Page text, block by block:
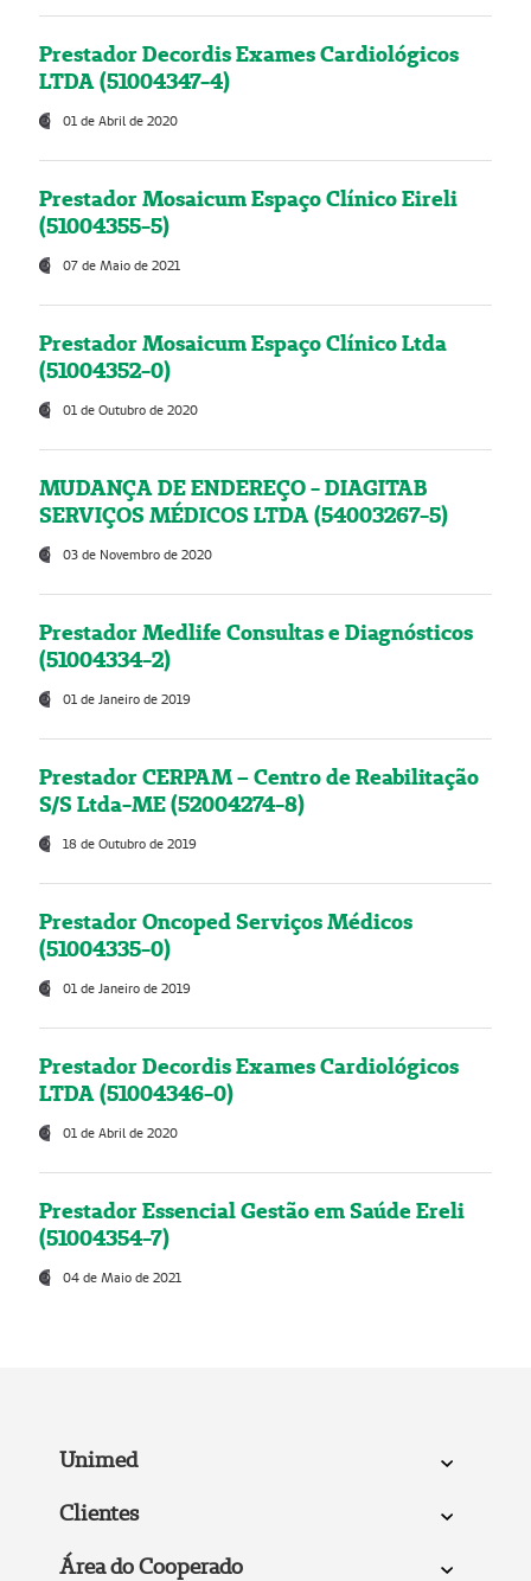
Prestador Decordis Exames Cardiológicos
LTDA (51004347-4)
01 de Abril de 2020
Prestador Mosaicum Espaço Clínico Eireli
(51004355-5)
07 de Maio de 2021
Prestador Mosaicum Espaço Clínico Ltda
(51004352-0)
01 de Outubro de 2020
MUDANÇA DE ENDEREÇO - DIAGITAB
SERVIÇOS MÉDICOS LTDA (54003267-5)
03 de Novembro de 2020
Prestador Medlife Consultas e Diagnósticos
(51004334-2)
01 de Janeiro de 2019
Prestador CERPAM – Centro de Reabilitação
S/S Ltda-ME (52004274-8)
18 de Outubro de 2019
Prestador Oncoped Serviços Médicos
(51004335-0)
01 de Janeiro de 2019
Prestador Decordis Exames Cardiológicos
LTDA (51004346-0)
01 de Abril de 2020
Prestador Essencial Gestão em Saúde Ereli
(51004354-7)
04 de Maio de 2021
Unimed
Clientes
Área do Cooperado